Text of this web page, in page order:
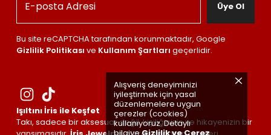
Alışveriş deneyiminizi
iyileştirmek için yasal
düzenlemelere uygun
çerezler (cookies)
kullanıyoruz. Detaylı
bilgiyeGizlilik ve Çerez
Üye Ol
Bu site reCAPTCHA tarafından korunmaktadır, Google
Gizlilik Politikası ve Kullanım Şartları geçerlidir.
Işıltını İris ile Keşfet
Takı, sadece bir aksesuar değil; kişiliğinizin ve hikayenizin bir